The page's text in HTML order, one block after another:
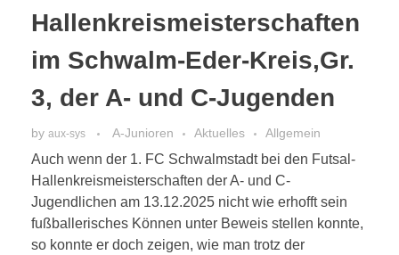
Hallenkreismeisterschaften
im Schwalm-Eder-Kreis,Gr.
3, der A- und C-Jugenden
by aux-sys A-Junioren Aktuelles Allgemein
Auch wenn der 1. FC Schwalmstadt bei den Futsal-
Hallenkreismeisterschaften der A- und C-
Jugendlichen am 13.12.2025 nicht wie erhofft sein
fußballerisches Können unter Beweis stellen konnte,
so konnte er doch zeigen, wie man trotz der